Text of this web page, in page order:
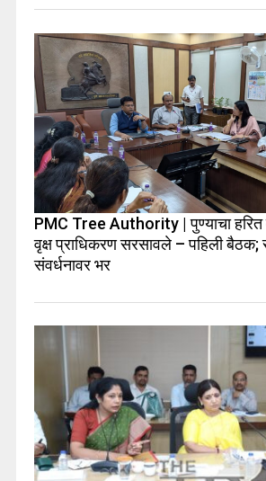
PMC Tree Authority | पुण्याचा हरित
वृक्ष प्राधिकरण सरसावले – पहिली बैठक;
संवर्धनावर भर